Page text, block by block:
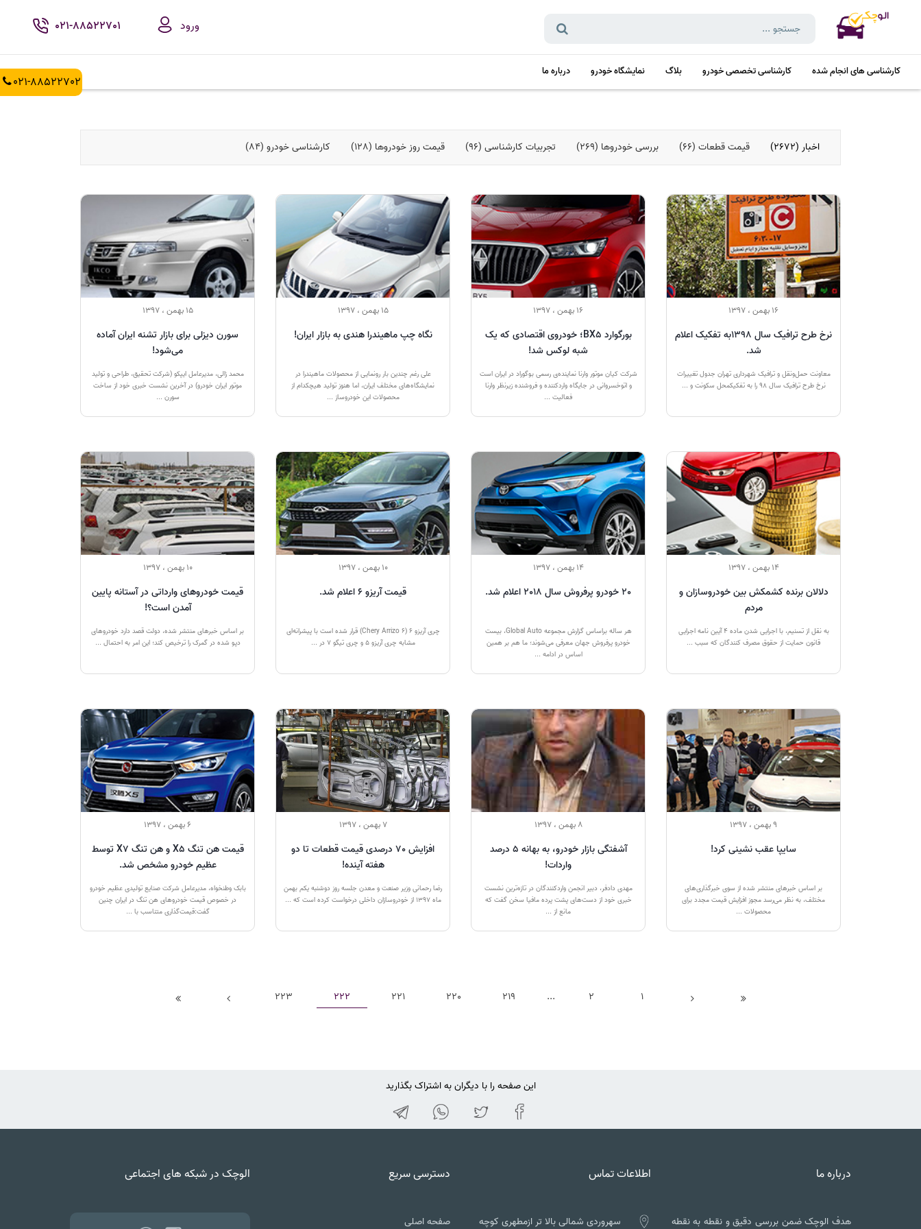
ورود 021-88522701
کارشناسی های انجام شده کارشناسی تخصصی خودرو بلاگ نمایشگاه خودرو درباره ما
021-88522702
اخبار (2672) قیمت قطعات (66) بررسی خودروها (269) تجربیات کارشناسی (96) قیمت روز خودروها (128) کارشناسی خودرو (84)
16 بهمن ، 1397
نرخ طرح ترافیک سال 1398به‌ تفکیک اعلام
شد.
معاونت حمل‌ونقل و ترافیک شهرداری تهران جدول تغییرات
نرخ طرح ترافیک سال 98 را به‌ تفکیکمحل سکونت و ...
16 بهمن ، 1397
بورگوارد BX5؛ خودروی اقتصادی که یک
شبه لوکس شد!
شرکت کیان موتور وارنا نماینده‌ی رسمی بوگوراد در ایران است
و اتوخسروانی در جایگاه واردکننده و فروشنده زیرنظر وارنا
فعالیت ...
15 بهمن ، 1397
نگاه چپ ماهیندرا هندی به بازار ایران!
علی رغم چندین بار رونمایی از محصولات ماهیندرا در
نمایشگاه‌های مختلف ایران، اما هنوز تولید هیچکدام از
محصولات این خودروساز ...
15 بهمن ، 1397
سورن دیزلی برای بازار تشنه ایران آماده
می‌شود!
محمد زالی، مدیرعامل ایپکو (شرکت تحقیق، طراحی و تولید
موتور ایران خودرو) در آخرین نشست خبری خود از ساخت
سورن ...
14 بهمن ، 1397
دلالان برنده کشمکش بین خودروسازان و
مردم
به نقل از تسنیم، با اجرایی شدن ماده 4 آیین نامه اجرایی
قانون حمایت از حقوق مصرف کنندگان که سبب ...
14 بهمن ، 1397
20 خودرو پرفروش سال 2018 اعلام شد.
هر ساله براساس گزارش مجموعه Global Auto، بیست
خودرو پرفروش جهان معرفی می‌شوند؛ ما هم بر همین
اساس در ادامه ...
10 بهمن ، 1397
قیمت آریزو 6 اعلام شد.
چری آریزو ۶ (Chery Arrizo 6) قرار شده است با پیشرانه‌ای
مشابه چری آریزو ۵ و چری تیگو ۷ در ...
10 بهمن ، 1397
قیمت خودروهای وارداتی در آستانه پایین
آمدن است؟!
بر اساس خبرهای منتشر شده، دولت قصد دارد خودروهای
دپو شده در گمرک را ترخیص کند؛ این امر به احتمال ...
9 بهمن ، 1397
سایپا عقب نشینی کرد!
بر اساس خبرهای منتشر شده از سوی خبرگذاری‌های
مختلف، به نظر می‌رسد مجوز افزایش قیمت مجدد برای
محصولات ...
8 بهمن ، 1397
آشفتگی بازار خودرو، به بهانه ۵ درصد
واردات!
مهدی دادفر، دبیر انجمن واردکنندگان در تازه‌ترین نشست
خبری خود از دست‌‌های پشت پرده مافیا سخن گفت که
مانع از ...
7 بهمن ، 1397
افزایش 70 درصدی قیمت قطعات تا دو
هفته آینده!
رضا رحمانی وزیر صنعت و معدن جلسه روز دوشنبه یکم بهمن
ماه 1397 از خودروسازان داخلی درخواست کرده است که ...
6 بهمن ، 1397
قیمت هن تنگ X5 و هن تنگ X7 توسط
عظیم خودرو مشخص شد.
بابک وطنخواه، مدیرعامل شرکت صنایع تولیدی عظیم خودرو
در خصوص قیمت خودروهای هن تنگ در ایران چنین
گفت:قیمت‌گذاری متناسب با ...
1
2
...
219
220
221
222
223
این صفحه را با دیگران به اشتراک بگذارید
درباره ما
هدف الوچک ضمن بررسی دقیق و نقطه به نقطه
اطلاعات تماس
سهروردی شمالی بالا تر ازمطهری کوچه
دسترسی سریع
صفحه اصلی
الوچک در شبکه های اجتماعی